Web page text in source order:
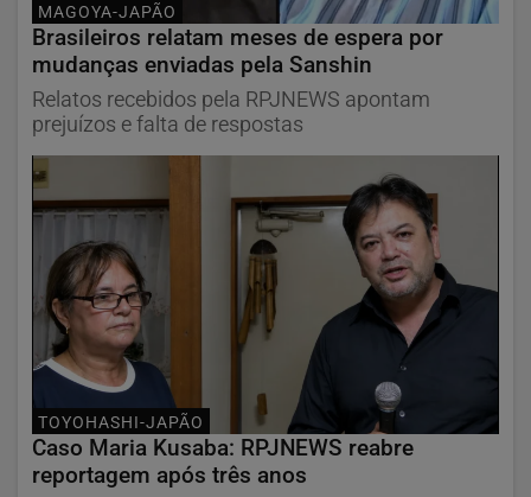
MAGOYA-JAPÃO
Brasileiros relatam meses de espera por
mudanças enviadas pela Sanshin
Relatos recebidos pela RPJNEWS apontam
prejuízos e falta de respostas
TOYOHASHI-JAPÃO
Caso Maria Kusaba: RPJNEWS reabre
reportagem após três anos